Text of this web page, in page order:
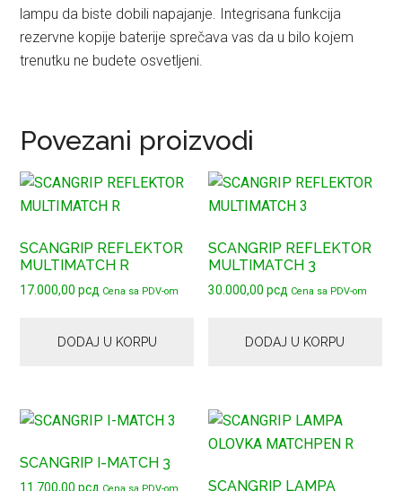
lampu da biste dobili napajanje. Integrisana funkcija
rezervne kopije baterije sprečava vas da u bilo kojem
trenutku ne budete osvetljeni.
Povezani proizvodi
SCANGRIP REFLEKTOR
MULTIMATCH R
17.000,00рсд Cena sa PDV-om
DODAJ U KORPU
SCANGRIP REFLEKTOR
MULTIMATCH 3
30.000,00рсд Cena sa PDV-om
DODAJ U KORPU
SCANGRIP I-MATCH 3
11.700,00рсд Cena sa PDV-om
SCANGRIP LAMPA